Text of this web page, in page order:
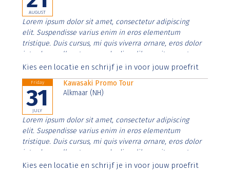
AUGUST
Lorem ipsum dolor sit amet, consectetur adipiscing
elit. Suspendisse varius enim in eros elementum
tristique. Duis cursus, mi quis viverra ornare, eros dolor
interdum nulla, ut commodo diam libero vitae erat.
Aenean faucibus nibh et justo cursus id rutrum lorem
Kies een locatie en schrijf je in voor jouw proefrit
Friday
31
JULY
Kawasaki Promo Tour
Alkmaar (NH)
Lorem ipsum dolor sit amet, consectetur adipiscing
elit. Suspendisse varius enim in eros elementum
tristique. Duis cursus, mi quis viverra ornare, eros dolor
interdum nulla, ut commodo diam libero vitae erat.
Aenean faucibus nibh et justo cursus id rutrum lorem
Kies een locatie en schrijf je in voor jouw proefrit